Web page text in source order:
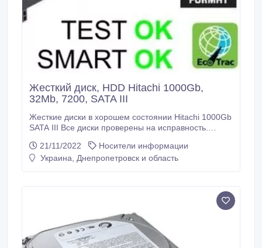
Жесткий диск, HDD Hitachi 1000Gb,
32Mb, 7200, SATA III
Жесткие диски в хорошем состоянии Hitachi 1000Gb
SATA III Все диски проверены на исправность.
количества. Возможен торг Также имеются другие
объемы: 320Gb, 500Gb, 2000Gb На товар
21/11/2022
Носители информации
Украина, Днепропетровск и область